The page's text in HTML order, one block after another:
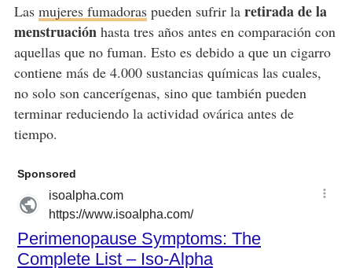
Las mujeres fumadoraspueden sufrir la retirada de la
menstruaciónhasta tres años antes en comparación con
aquellas que no fuman. Esto es debido a que un cigarro
contiene más de 4.000 sustancias químicas las cuales,
no solo son cancerígenas, sino que también pueden
terminar reduciendo la actividad ovárica antes de
tiempo.